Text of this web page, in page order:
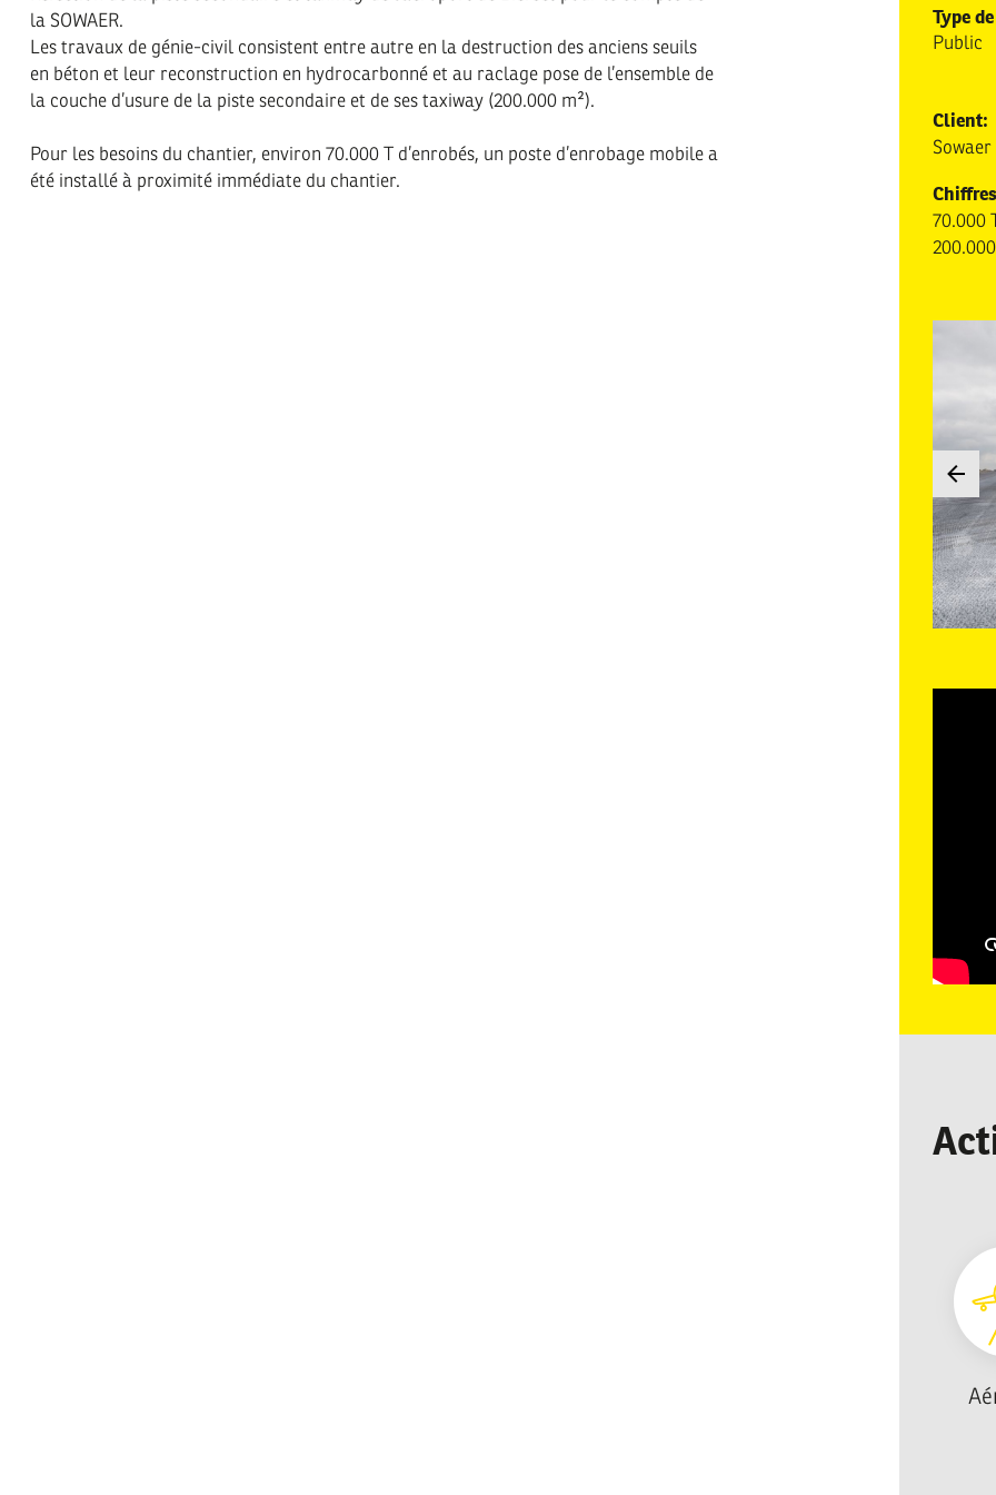
la SOWAER.
Les travaux de génie-civil consistent entre autre en la destruction des anciens seuils
en béton et leur reconstruction en hydrocarbonné et au raclage pose de l’ensemble de
la couche d’usure de la piste secondaire et de ses taxiway (200.000 m²).
Pour les besoins du chantier, environ 70.000 T d’enrobés, un poste d’enrobage mobile a
été installé à proximité immédiate du chantier.
Type
Public
Client:
Sowaer
70.000